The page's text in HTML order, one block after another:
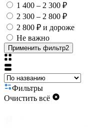
1 400 – 2 300 ₽
2 300 – 2 800 ₽
2 800 ₽ и дороже
Не важно
Применить фильтр2
Фильтры
Очистить всё